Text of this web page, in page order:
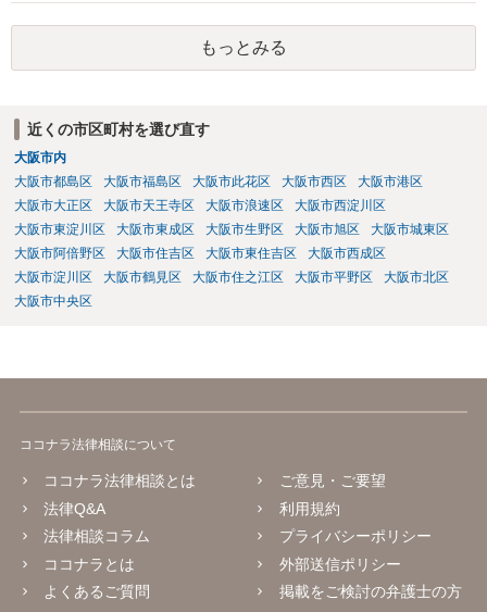
もっとみる
近くの市区町村を選び直す
大阪市内
大阪市都島区
大阪市福島区 大阪市此花区 大阪市西区
大阪市港区
大阪市大正区
大阪市天王寺区 大阪市浪速区
大阪市西淀川区
大阪市東淀川区
大阪市東成区 大阪市生野区 大阪市旭区
大阪市城東区
大阪市阿倍野区
大阪市住吉区 大阪市東住吉区
大阪市西成区
大阪市淀川区
大阪市鶴見区 大阪市住之江区 大阪市平野区
大阪市北区
大阪市中央区
ココナラ法律相談について
ココナラ法律相談とは
法律Q&A
法律相談コラム
ココナラとは
よくあるご質問
ご意見・ご要望
利用規約
プライバシーポリシー
外部送信ポリシー
掲載をご検討の弁護士の方